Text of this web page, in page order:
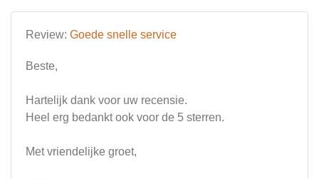
Review: Goede snelle service
Beste,
Hartelijk dank voor uw recensie.
Heel erg bedankt ook voor de 5 sterren.
Met vriendelijke groet,